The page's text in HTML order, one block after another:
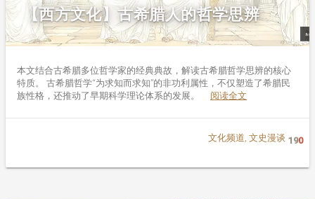
【西方文化】古希腊人的哲学思辨
本文结合古希腊多位哲学家的经典典故，解读古希腊哲学思辨的核心
特质。 古希腊哲学“为求知而求知”的非功利属性，不仅塑造了希腊民
族性格，还推动了早期科学理论体系的发展。 阅读全文
文化频道 ,文史漫谈 190